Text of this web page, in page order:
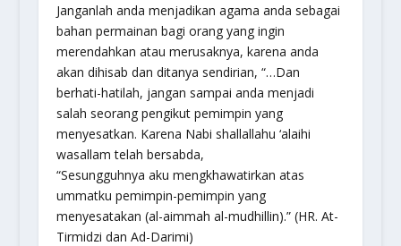
Janganlah anda menjadikan agama anda sebagai
bahan permainan bagi orang yang ingin
merendahkan atau merusaknya, karena anda
akan dihisab dan ditanya sendirian, “…Dan
berhati-hatilah, jangan sampai anda menjadi
salah seorang pengikut pemimpin yang
menyesatkan. Karena Nabi shallallahu ‘alaihi
wasallam telah bersabda,
“Sesungguhnya aku mengkhawatirkan atas
ummatku pemimpin-pemimpin yang
menyesatakan (al-aimmah al-mudhillin).”(HR. At-
Tirmidzi dan Ad-Darimi)